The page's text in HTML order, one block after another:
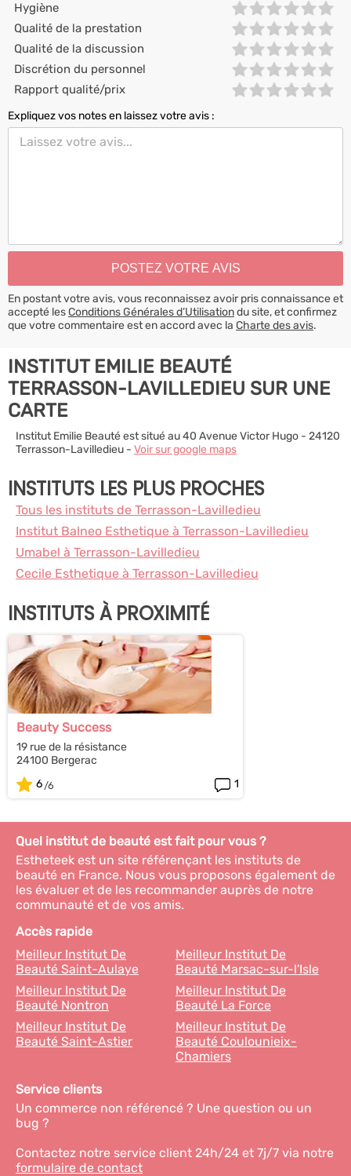
Hygiène
Qualité de la prestation
Qualité de la discussion
Discrétion du personnel
Rapport qualité/prix
Expliquez vos notes en laissez votre avis :
En postant votre avis, vous reconnaissez avoir pris connaissance et
accepté lesConditions Générales d’Utilisationdu site, et confirmez
que votre commentaire est en accord avec la Charte des avis.
INSTITUT EMILIE BEAUTÉ
TERRASSON-LAVILLEDIEU SUR UNE
CARTE
Institut Emilie Beauté est situé au 40 Avenue Victor Hugo - 24120
Terrasson-Lavilledieu - Voir sur google maps
INSTITUTS LES PLUS PROCHES
Tous les instituts de Terrasson-Lavilledieu
Institut Balneo Esthetique à Terrasson-Lavilledieu
Umabel à Terrasson-Lavilledieu
Cecile Esthetique à Terrasson-Lavilledieu
INSTITUTS À PROXIMITÉ
Beauty Success
19 rue de la résistance
24100 Bergerac
6
1
Quel institut de beauté est fait pour vous ?
Estheteek est un site référençant les instituts de
beauté en France. Nous vous proposons également de
les évaluer et de les recommander auprès de notre
communauté et de vos amis.
Accès rapide
Meilleur Institut De
Beauté Saint-Aulaye
Meilleur Institut De
Beauté Marsac-sur-l'Isle
Meilleur Institut De
Beauté Nontron
Meilleur Institut De
Beauté La Force
Meilleur Institut De
Beauté Saint-Astier
Meilleur Institut De
Beauté Coulounieix-
Chamiers
Service clients
Un commerce non référencé ? Une question ou un
bug ?
Contactez notre service client 24h/24 et 7j/7 via notre
formulaire de contact